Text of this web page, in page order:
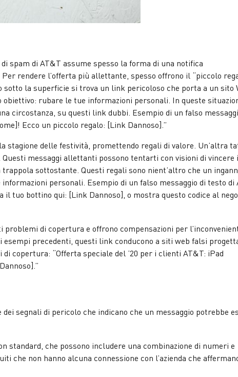
spam di AT&T assume spesso la forma di una notifica
rendere l’offerta più allettante, spesso offrono il “piccolo
sotto la superficie si trova un link pericoloso che porta a un sito
rubare le tue informazioni personali. In queste
circostanza, su questi link dubbi. Esempio di un falso
Ecco un piccolo regalo: [Link Dannoso].”
stagione delle festività, promettendo regali di valore. Un’altra
messaggi allettanti possono tentarti con visioni di vincere
sottostante. Questi regali sono nient’altro che un
personali. Esempio di un falso messaggio di testo di
tuo bottino qui: [Link Dannoso], o mostra questo codice al
di copertura e offrono compensazioni per
precedenti, questi link conducono a siti web falsi
copertura: “Offerta speciale del ’20 per i clienti AT&T: iPad
segnali di pericolo che indicano che un messaggio potrebbe
che possono includere una combinazione di numeri e
non hanno alcuna connessione con l’azienda che